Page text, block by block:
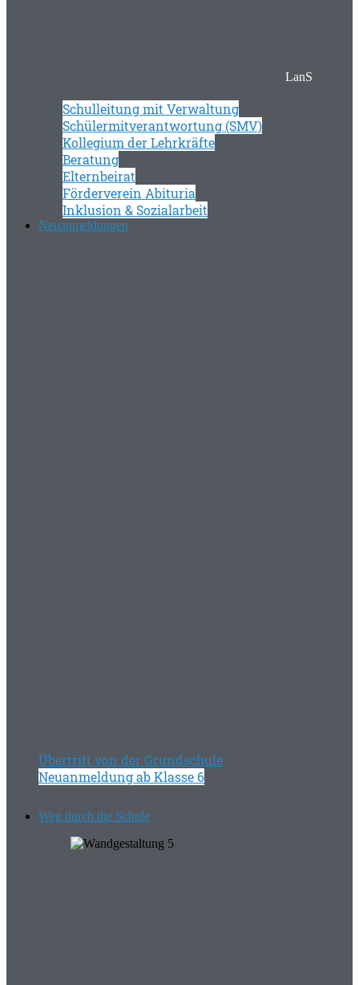
LanS
Schulleitung mit Verwaltung
Schülermitverantwortung (SMV)
Kollegium der Lehrkräfte
Beratung
Elternbeirat
Förderverein Abituria
Inklusion & Sozialarbeit
Neuanmeldungen
Übertritt von der Grundschule
Neuanmeldung ab Klasse 6
Weg durch die Schule